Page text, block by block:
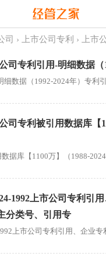
司 › 上市公司专利 › 上市
司专利引用-明细数据（
细数据（1992-2024年）专利引
司专利被引用数据库【
据库【1100万】（1988-2024
1992上市公司专利引
分类号、引用专
上市公司专利引用、企业专